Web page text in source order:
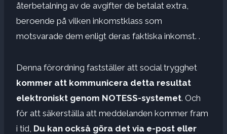
återbetalning av de avgifter de betalat extra,
beroende på vilken inkomstklass som
motsvarade dem enligt deras faktiska inkomst. .
Denna förordning fastställer att social trygghet
kommer att kommunicera detta resultat
elektroniskt genom NOTESS-systemet. Och
för att säkerställa att meddelanden kommer fram
i tid, Du kan också göra det via e-post eller